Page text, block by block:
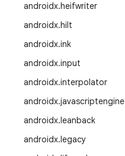
androidx.heifwriter
androidx.hilt
androidx.ink
androidx.input
androidx.interpolator
androidx.javascriptengine
androidx.leanback
androidx.legacy